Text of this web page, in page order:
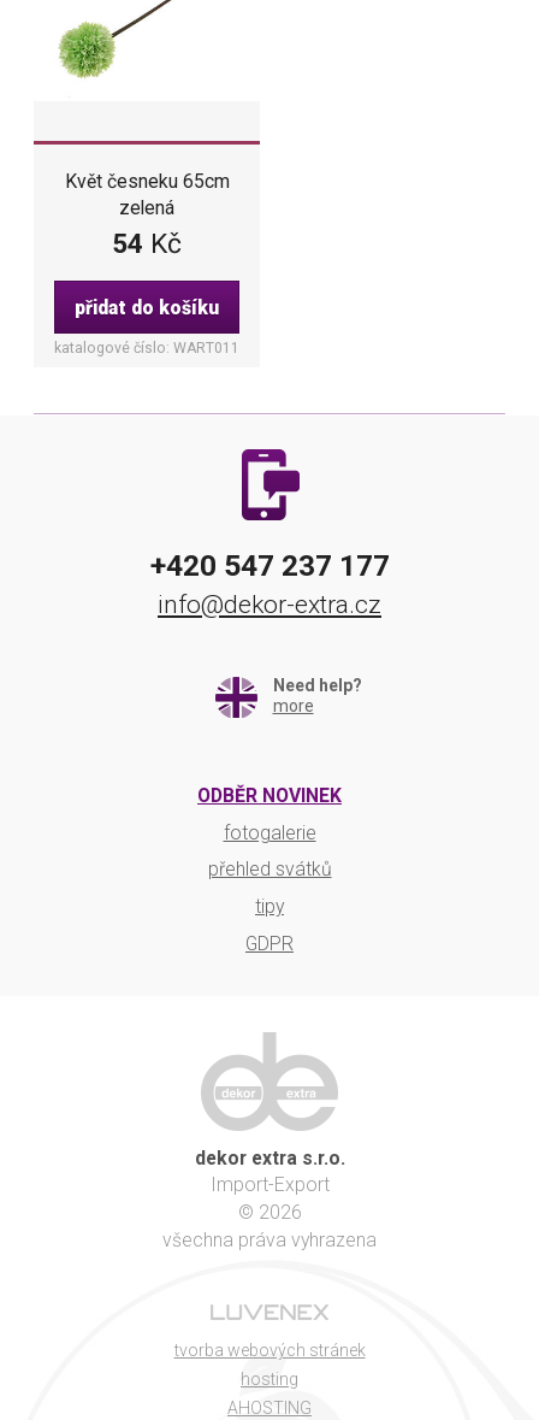
Květ česneku 65cm
zelená
54 Kč
přidat do košíku
katalogové číslo: WART011
+420 547 237 177
info@dekor-extra.cz
Need help?
more
ODBĚR NOVINEK
fotogalerie
přehled svátků
tipy
GDPR
dekor extra s.r.o.
Import-Export
© 2026
všechna práva vyhrazena
tvorba webových stránek
hosting
AHOSTING